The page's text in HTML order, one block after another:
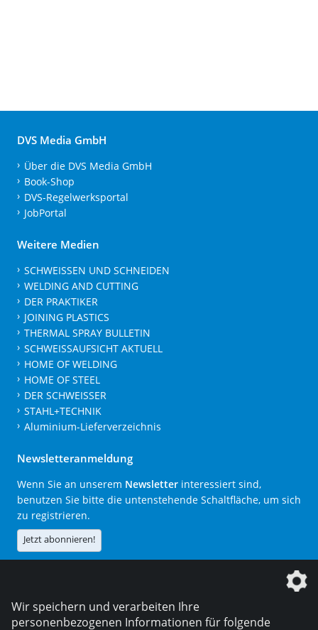
DVS Media GmbH
Über die DVS Media GmbH
Book-Shop
DVS-Regelwerksportal
JobPortal
Weitere Medien
SCHWEISSEN UND SCHNEIDEN
WELDING AND CUTTING
DER PRAKTIKER
JOINING PLASTICS
THERMAL SPRAY BULLETIN
SCHWEISSAUFSICHT AKTUELL
HOME OF WELDING
HOME OF STEEL
DER SCHWEISSER
STAHL+TECHNIK
Aluminium-Lieferverzeichnis
Newsletteranmeldung
Wenn Sie an unserem Newsletter interessiert sind,
benutzen Sie bitte die untenstehende Schaltfläche, um sich
zu registrieren.
Jetzt abonnieren!
Wir speichern und verarbeiten Ihre
personenbezogenen Informationen für folgende